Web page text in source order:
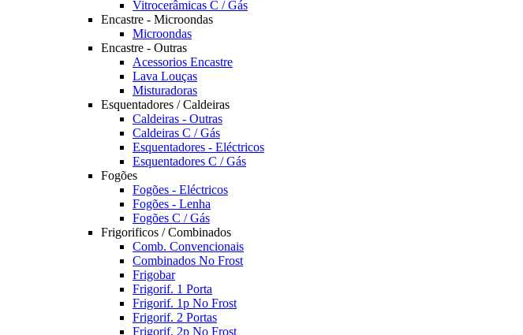
Vitrocerâmicas C / Gás
Encastre - Microondas
Microondas
Encastre - Outras
Acessorios Encastre
Lava Louças
Misturadoras
Esquentadores / Caldeiras
Caldeiras - Outras
Caldeiras C / Gás
Esquentadores - Eléctricos
Esquentadores C / Gás
Fogões
Fogões - Eléctricos
Fogões - Lenha
Fogões C / Gás
Frigorificos / Combinados
Comb. Convencionais
Combinados No Frost
Frigobar
Frigorif. 1 Porta
Frigorif. 1p No Frost
Frigorif. 2 Portas
Frigorif. 2p No Frost